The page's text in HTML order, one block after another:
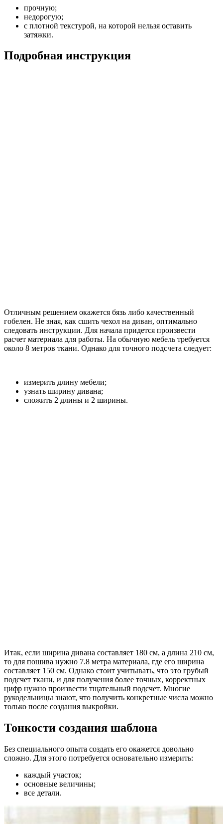
прочную;
недорогую;
с плотной текстурой, на которой нельзя оставить
затяжки.
Подробная инструкция
Отличным решением окажется бязь либо качественный
гобелен. Не зная, как сшить чехол на диван, оптимально
следовать инструкции. Для начала придется произвести
расчет материала для работы. На обычную мебель требуется
около 8 метров ткани. Однако для точного подсчета следует:
измерить длину мебели;
узнать ширину дивана;
сложить 2 длины и 2 ширины.
Итак, если ширина дивана составляет 180 см, а длина 210 см,
то для пошива нужно 7.8 метра материала, где его ширина
составляет 150 см. Однако стоит учитывать, что это грубый
подсчет ткани, и для получения более точных, корректных
цифр нужно произвести тщательный подсчет. Многие
рукодельницы знают, что получить конкретные числа можно
только после создания выкройки.
Тонкости создания шаблона
Без специального опыта создать его окажется довольно
сложно. Для этого потребуется основательно измерить:
каждый участок;
основные величины;
все детали.